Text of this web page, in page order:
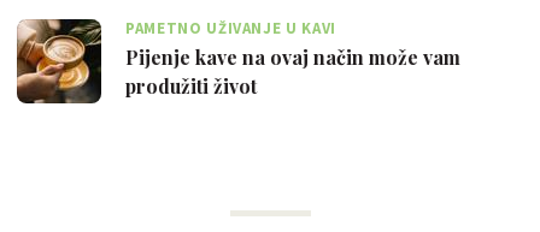
PAMETNO UŽIVANJE U KAVI
Pijenje kave na ovaj način može vam
produžiti život